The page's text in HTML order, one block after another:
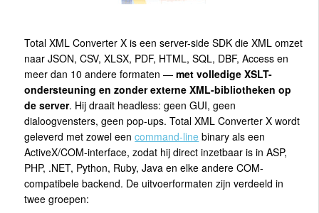
Total XML Converter X is een server-side SDK die XML omzet
naar JSON, CSV, XLSX, PDF, HTML, SQL, DBF, Access en
meer dan 10 andere formaten —met volledige XSLT-
ondersteuning en zonder externe XML-bibliotheken op
de server. Hij draait headless: geen GUI, geen
dialoogvensters, geen pop-ups. Total XML Converter X wordt
geleverd met zowel eencommand-line binary als een
ActiveX/COM-interface, zodat hij direct inzetbaar is in ASP,
PHP, .NET, Python, Ruby, Java en elke andere COM-
compatibele backend. De uitvoerformaten zijn verdeeld in
twee groepen: